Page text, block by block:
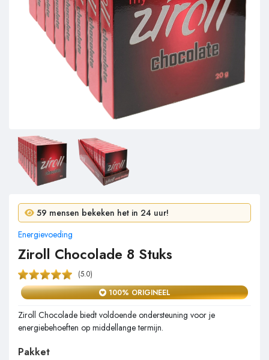
3 mensen kochten in gisteren!
59 mensen bekeken het in 24 uur!
Energievoeding
Ziroll Chocolade 8 Stuks
(5.0)
100% ORIGINEEL
Ziroll Chocolade biedt voldoende ondersteuning voor je
energiebehoeften op middellange termijn.
Pakket